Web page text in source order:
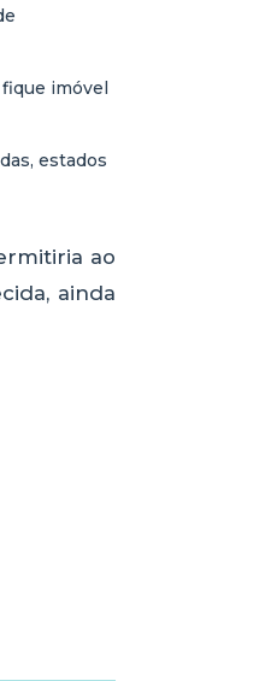
imóvel
estados
ao
ainda